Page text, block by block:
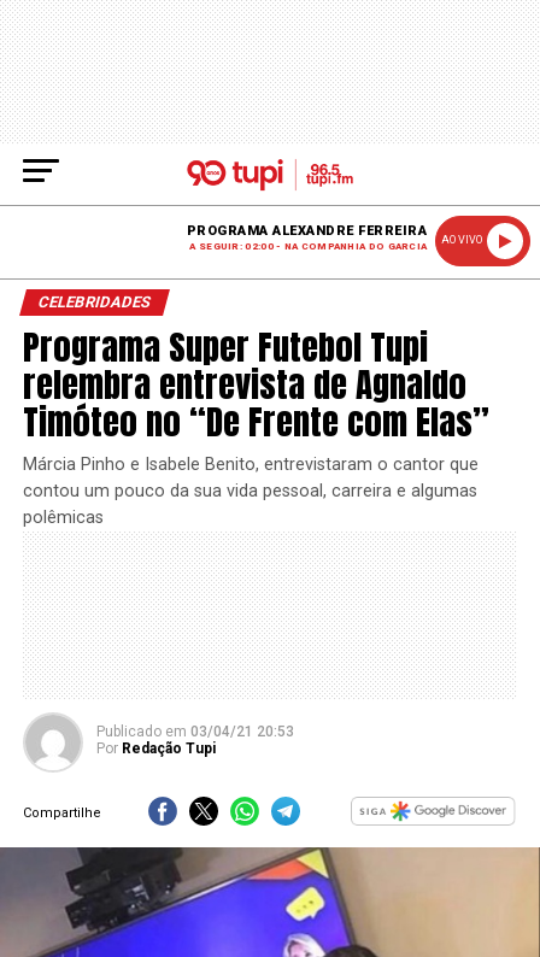
PROGRAMA ALEXANDRE FERREIRA
A SEGUIR: 02:00 - NA COMPANHIA DO GARCIA
AO VIVO
CELEBRIDADES
Programa Super Futebol Tupi
relembra entrevista de Agnaldo
Timóteo no “De Frente com Elas”
Márcia Pinho e Isabele Benito, entrevistaram o cantor que
contou um pouco da sua vida pessoal, carreira e algumas
polêmicas
Publicado em 03/04/21 20:53
Por Redação Tupi
Compartilhe